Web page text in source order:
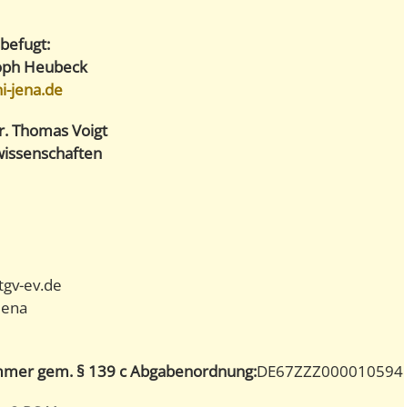
Heubeck
jena.de
Thomas Voigt
ev.de
gem. § 139 c Abgabenordnung: